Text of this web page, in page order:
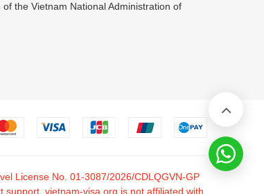
of the Vietnam National Administration of
License No. 01-3087/2026/CDLQGVN-GP
vietnam-visa.org is not affiliated with